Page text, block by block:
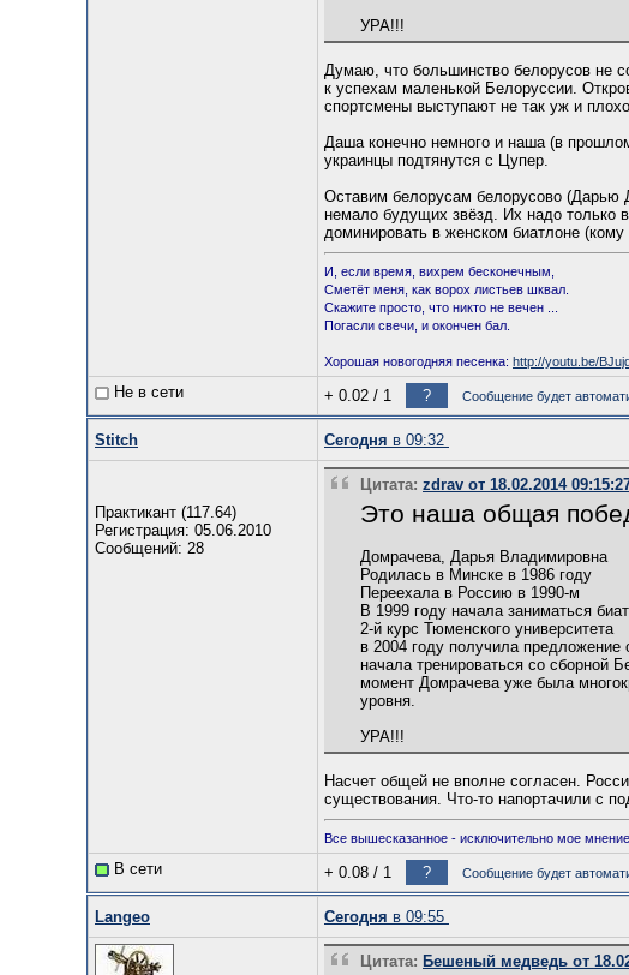
УРА!!!
Думаю, что большинство белорусов не
к успехам маленькой Белоруссии.
спортсмены выступают не так уж и
Даша конечно немного и наша (в
украинцы подтянутся с Цупер.
Оставим белорусам белорусово (Дарью
немало будущих звёзд. Их надо только
доминировать в женском биатлоне
И, если время, вихрем бесконечным,
Сметёт меня, как ворох листьев шквал.
Скажите просто, что никто не вечен ...
Погасли свечи, и окончен бал.
Хорошая новогодняя песенка: http://youtu.be/
Не в сети + 0.02 / 1 ? Сообщение будет
Stitch Сегодня в 09:32
Практикант (117.64)
Регистрация: 05.06.2010
Сообщений: 28
Цитата: zdrav от 18.02.2014
Это наша общая
Домрачева, Дарья Владимировна
Родилась в Минске в 1986 году
Переехала в Россию в 1990-м
В 1999 году начала заниматься
2-й курс Тюменского университета
в 2004 году получила предложение
начала тренироваться со сборной
момент Домрачева уже была
уровня.
УРА!!!
Насчет общей не вполне согласен.
существования. Что-то напортачили с
Все вышесказанное - исключительно мое мнение.
В сети + 0.08 / 1 ? Сообщение будет
Langeo Сегодня в 09:55
Цитата: Бешеный медведь от